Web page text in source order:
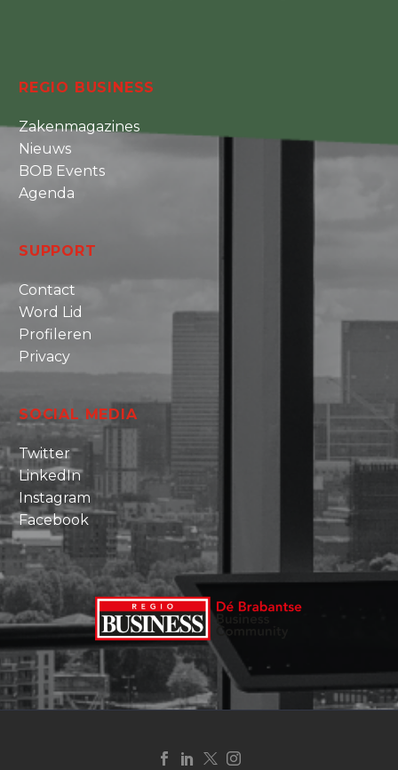
REGIO BUSINESS
Zakenmagazines
Nieuws
BOB Events
Agenda
SUPPORT
Contact
Word Lid
Profileren
Privacy
SOCIAL MEDIA
Twitter
LinkedIn
Instagram
Facebook